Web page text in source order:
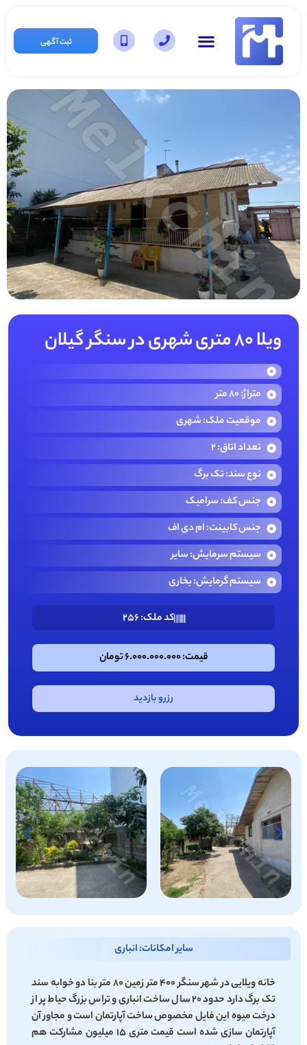
ثبت آگهی
ویلا 80 متری شهری در سنگر گیلان
متراژ: 80 متر
موقعیت ملک: شهری
تعداد اتاق: 2
نوع سند: تک برگ
جنس کف: سرامیک
جنس کابینت: ام دی اف
سیستم سرمایش: سایر
سیستم گرمایش: بخاری
کد ملک: 256
قیمت: 6.000.000.000 تومان
رزرو بازدید
سایر امکانات: انباری
خانه ویلایی در شهر سنگر 400 متر زمین 80 متر بنا دو خوابه سند
تک برگ دارد حدود 20 سال ساخت انباری و تراس بزرگ حیاط پر از
درخت میوه این فایل مخصوص ساخت آپارتمان است و مجاور آن
آپارتمان سازی شده است قیمت متری 15 میلیون مشارکت هم